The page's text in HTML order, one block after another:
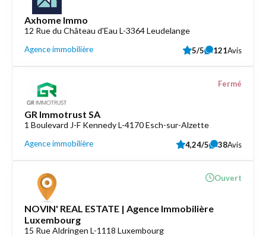
Axhome Immo
12 Rue du Château d'Eau L-3364 Leudelange
Agence immobilière 5/5 121Avis
GR Immotrust SA
1 Boulevard J-F Kennedy L-4170 Esch-sur-Alzette
Agence immobilière
Fermé
4,24/5 38Avis
NOVIN' REAL ESTATE | Agence Immobilière
Luxembourg
15 Rue Aldringen L-1118 Luxembourg
Ouvert